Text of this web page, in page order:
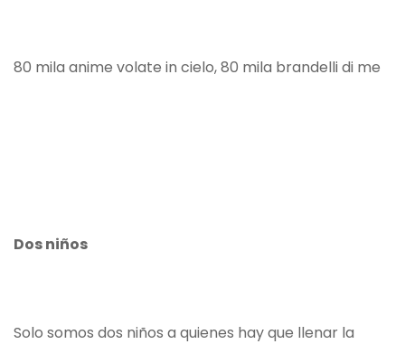
80 mila anime volate in cielo, 80 mila brandelli di me
Dos niños
Solo somos dos niños a quienes hay que llenar la